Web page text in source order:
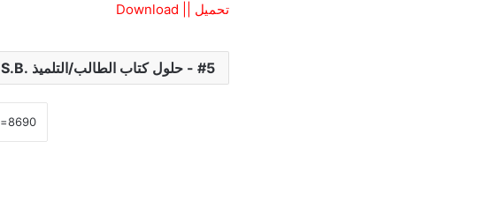
تحميل || Download
5 - حلول كتاب الطالب/التلميذ .S.B